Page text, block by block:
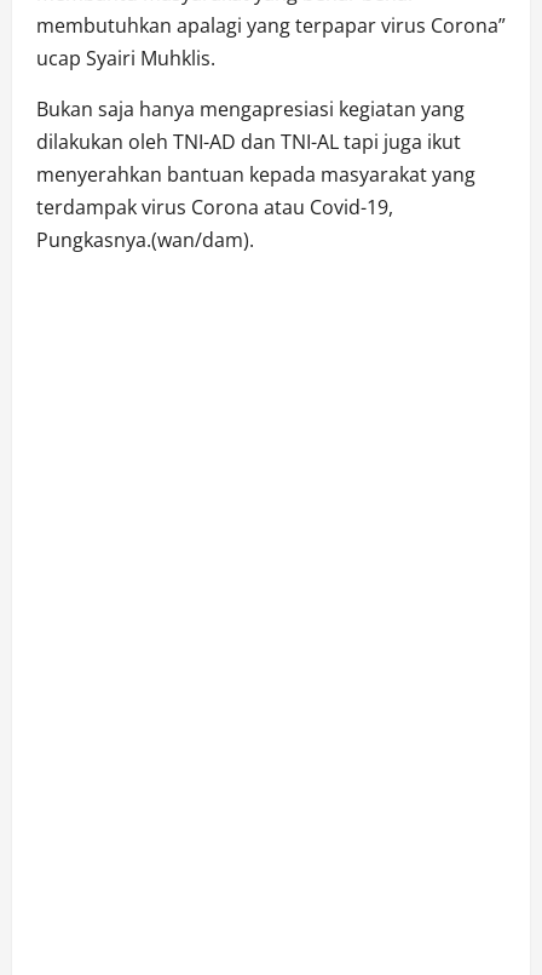
membutuhkan apalagi yang terpapar virus Corona”
ucap Syairi Muhklis.
Bukan saja hanya mengapresiasi kegiatan yang
dilakukan oleh TNI-AD dan TNI-AL tapi juga ikut
menyerahkan bantuan kepada masyarakat yang
terdampak virus Corona atau Covid-19,
Pungkasnya.(wan/dam).